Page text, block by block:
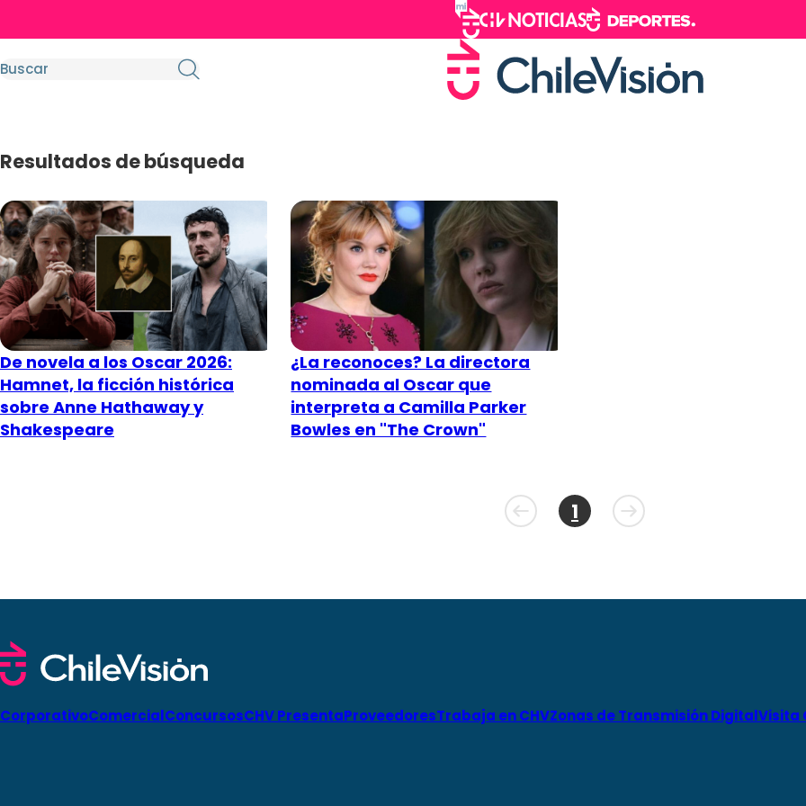
Resultados de búsqueda
De novela a los Oscar 2026:
Hamnet, la ficción histórica
sobre Anne Hathaway y
Shakespeare
¿La reconoces? La directora
nominada al Oscar que
interpreta a Camilla Parker
Bowles en "The Crown"
1
CorporativoComercialConcursosCHV PresentaProveedoresTrabaja en CHVZonas de Transmisión DigitalVisita